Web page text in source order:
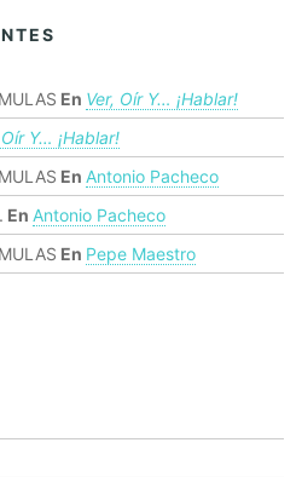
En Ver, Oír Y… ¡hablar!
Oír Y… ¡hablar!
En Antonio Pacheco
En Antonio Pacheco
En Pepe Maestro